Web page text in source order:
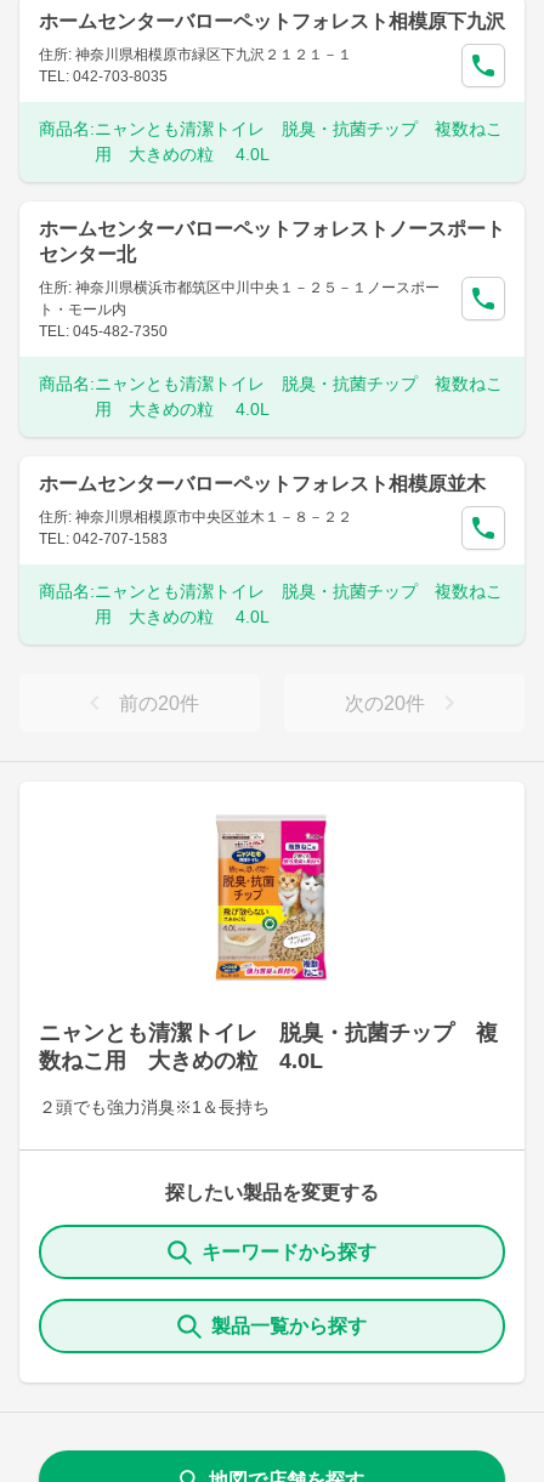
ニャンとも清潔トイレ 脱臭・抗菌チップ 複
数ねこ用 大きめの粒 4.0L
２頭でも強力消臭※1＆長持ち
探したい製品を変更する
キーワードから探す
製品一覧から探す
ホームセンターバローペットフォレスト相模原下九沢
住所: 神奈川県相模原市緑区下九沢２１２１－１
TEL: 042-703-8035
商品名:ニャンとも清潔トイレ 脱臭・抗菌チップ 複数ねこ
用 大きめの粒 4.0L
ホームセンターバローペットフォレストノースポート
センター北
住所: 神奈川県横浜市都筑区中川中央１－２５－１ノースポー
ト・モール内
TEL: 045-482-7350
商品名:ニャンとも清潔トイレ 脱臭・抗菌チップ 複数ねこ
用 大きめの粒 4.0L
ホームセンターバローペットフォレスト相模原並木
住所: 神奈川県相模原市中央区並木１－８－２２
TEL: 042-707-1583
商品名:ニャンとも清潔トイレ 脱臭・抗菌チップ 複数ねこ
用 大きめの粒 4.0L
前の20件 次の20件